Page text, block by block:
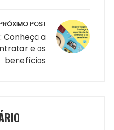
POST
Conheça a
e os
benefícios